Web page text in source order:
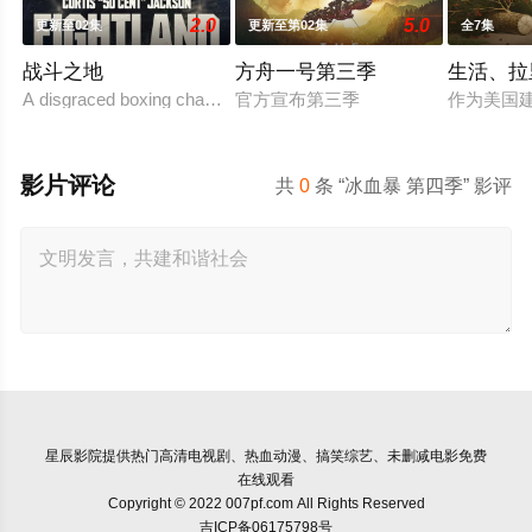
更新至02集 2.0
战斗之地
A disgraced boxing champion is released from prison a
更新至第02集 5.0
方舟一号第三季
官方宣布第三季
全7集
生活、
作为美国
共0 条 “冰血暴 第四季” 影评
影片评论
星辰影院提供热门高清电视剧、热血动漫、搞笑综艺、未删减电影免费
在线观看
Copyright © 2022 007pf.com All Rights Reserved
吉ICP备06175798号